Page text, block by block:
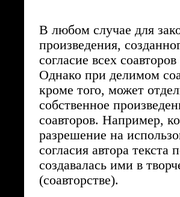
В любом случае для
произведения,
согласие всех
Однако при делимом
кроме того, может
собственное
соавторов. Например,
разрешение на
согласия автора
создавалась ими в
(соавторстве).